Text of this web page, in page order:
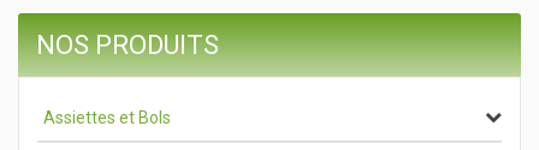
NOS PRODUITS
Assiettes et Bols